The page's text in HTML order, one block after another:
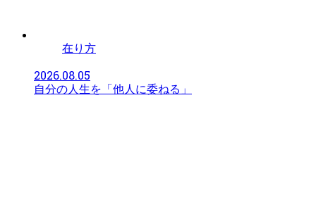
在り方
2026.08.05
自分の人生を「他人に委ねる」